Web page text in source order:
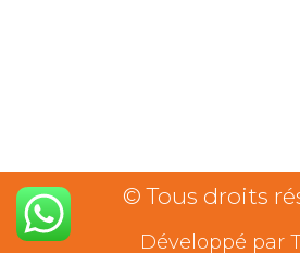
© Tous droits
Développé par